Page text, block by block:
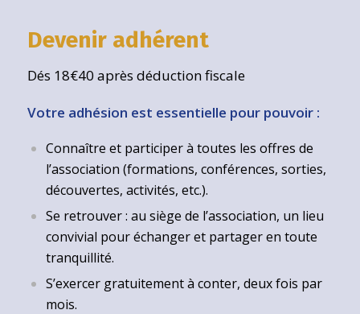
Devenir adhérent
Dés 18€40 après déduction fiscale
Votre adhésion est essentielle pour pouvoir :
Connaître et participer à toutes les offres de
l’association (formations, conférences, sorties,
découvertes, activités, etc.).
Se retrouver : au siège de l’association, un lieu
convivial pour échanger et partager en toute
tranquillité.
S’exercer gratuitement à conter, deux fois par
mois.